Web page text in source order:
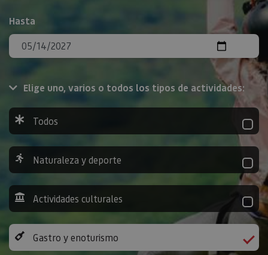
Hasta
Elige uno, varios o todos los tipos de actividades:
Todos
Naturaleza y deporte
Actividades culturales
Gastro y enoturismo